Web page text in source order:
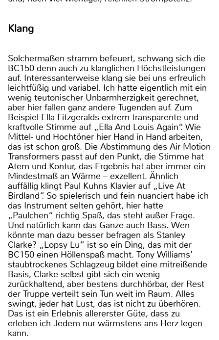
Klang
Solchermaßen stramm befeuert, schwang sich die
BC150 denn auch zu klanglichen Höchstleistungen
auf. Interessanterweise klang sie bei uns erfreulich
leichtfüßig und variabel. Ich hatte eigentlich mit ein
wenig teutonischer Unbarmherzigkeit gerechnet,
aber hier fallen ganz andere Tugenden auf. Zum
Beispiel Ella Fitzgeralds extrem transparente und
kraftvolle Stimme auf „Ella And Louis Again“. Wie
Mittel- und Hochtöner hier Hand in Hand arbeiten,
das ist schon groß. Die Abstimmung des Air Motion
Transformers passt auf den Punkt, die Stimme hat
Atem und Kontur, das Ergebnis hat aber immer ein
Mindestmaß an Wärme – exzellent. Ähnlich
auffällig klingt Paul Kuhns Klavier auf „Live At
Birdland“. So spielerisch und fein nuanciert habe ich
das Instrument selten gehört, hier hatte
„Paulchen“ richtig Spaß, das steht außer Frage.
Und natürlich kann das Ganze auch Bass. Wen
könnte man dazu besser befragen als Stanley
Clarke? „Lopsy Lu“ ist so ein Ding, das mit der
BC150 einen Höllenspaß macht. Tony Williams’
staubtrockenes Schlagzeug bildet eine mitreißende
Basis, Clarke selbst gibt sich ein wenig
zurückhaltend, aber bestens durchhörbar, der Rest
der Truppe verteilt sein Tun weit im Raum. Alles
swingt, jeder hat Lust, das ist nicht zu überhören.
Das ist ein Erlebnis allererster Güte, dass zu
erleben ich Jedem nur wärmstens ans Herz legen
kann.